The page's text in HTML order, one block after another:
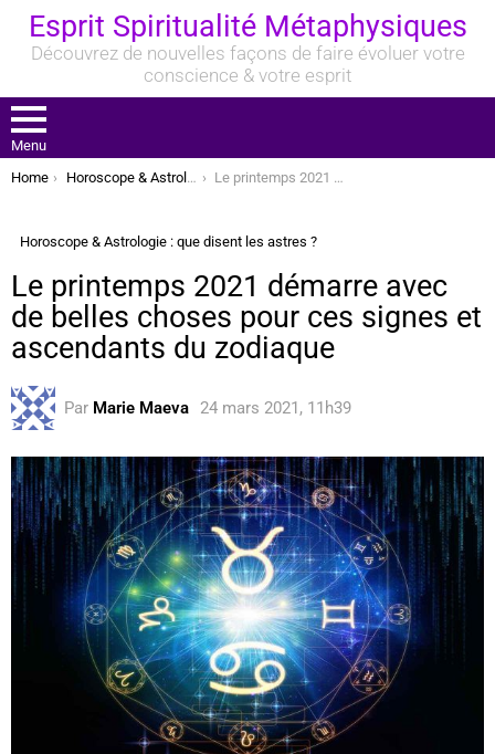
Esprit Spiritualité Métaphysiques
Découvrez de nouvelles façons de faire évoluer votre
conscience & votre esprit
Menu
You are here:
Home Horoscope & Astrologie : que disent les astres ? Le printemps 2021 démarre avec de belles choses pour ces signes et ascendants du zodiaque
Horoscope & Astrologie : que disent les astres ?
Le printemps 2021 démarre avec
de belles choses pour ces signes et
ascendants du zodiaque
Par Marie Maeva 24 mars 2021, 11h39